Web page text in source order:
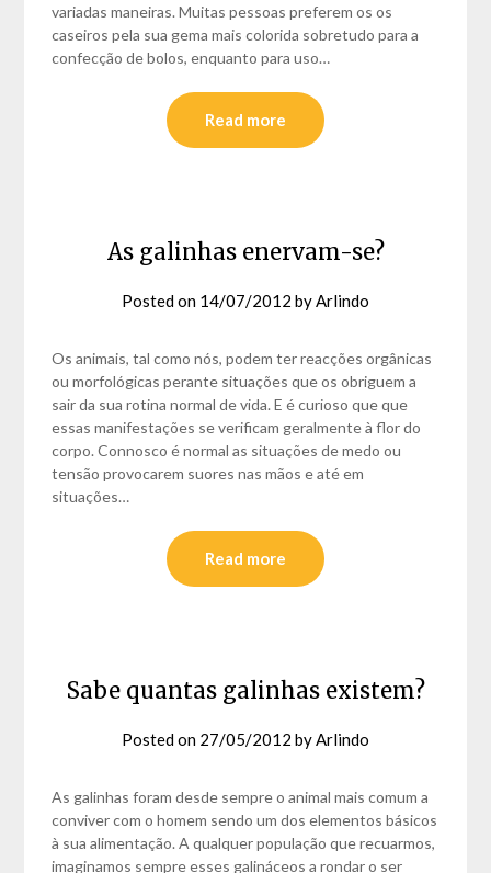
variadas maneiras. Muitas pessoas preferem os os
caseiros pela sua gema mais colorida sobretudo para a
confecção de bolos, enquanto para uso…
Read more
As galinhas enervam-se?
Posted on 14/07/2012 byArlindo
Os animais, tal como nós, podem ter reacções orgânicas
ou morfológicas perante situações que os obriguem a
sair da sua rotina normal de vida. E é curioso que que
essas manifestações se verificam geralmente à flor do
corpo. Connosco é normal as situações de medo ou
tensão provocarem suores nas mãos e até em
situações…
Read more
Sabe quantas galinhas existem?
Posted on 27/05/2012 byArlindo
As galinhas foram desde sempre o animal mais comum a
conviver com o homem sendo um dos elementos básicos
à sua alimentação. A qualquer população que recuarmos,
imaginamos sempre esses galináceos a rondar o ser